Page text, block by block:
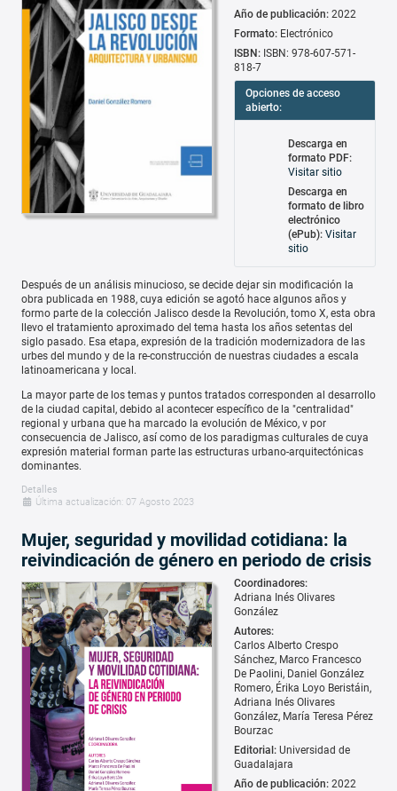
Año de publicación: 2022
Formato: Electrónico
ISBN: ISBN: 978-607-571-
818-7
Opciones de acceso
abierto:
Descarga en
formato PDF:
Visitar sitio
Descarga en
formato de libro
electrónico
(ePub): Visitar
sitio
Después de un análisis minucioso, se decide dejar sin modificación la
obra publicada en 1988, cuya edición se agotó hace algunos años y
formo parte de la colección Jalisco desde la Revolución, tomo X, esta obra
llevo el tratamiento aproximado del tema hasta los años setentas del
siglo pasado. Esa etapa, expresión de la tradición modernizadora de las
urbes del mundo y de la re-construcción de nuestras ciudades a escala
latinoamericana y local.
La mayor parte de los temas y puntos tratados corresponden al desarrollo
de la ciudad capital, debido al acontecer específico de la "centralidad"
regional y urbana que ha marcado la evolución de México, v por
consecuencia de Jalisco, así como de los paradigmas culturales de cuya
expresión material forman parte las estructuras urbano-arquitectónicas
dominantes.
Detalles
Última actualización: 07 Agosto 2023
Mujer, seguridad y movilidad cotidiana: la
reivindicación de género en periodo de crisis
Coordinadores:
Adriana Inés Olivares
González
Autores:
Carlos Alberto Crespo
Sánchez Marco Francesco
De Paolini Daniel González
Romero Érika Loyo Beristáin
Adriana Inés Olivares
González María Teresa Pérez
Bourzac
Editorial: Universidad de
Guadalajara
Año de publicación: 2022